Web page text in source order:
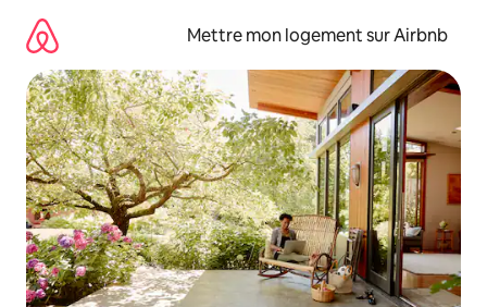
directement
contenu
Mettre mon logement sur Airbnb